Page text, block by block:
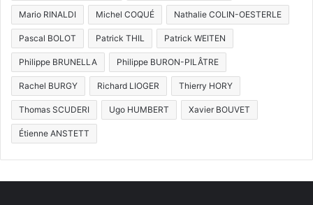
Mario RINALDI Michel COQUÉ Nathalie COLIN-OESTERLE
Pascal BOLOT Patrick THIL Patrick WEITEN
Philippe BRUNELLA Philippe BURON-PILÂTRE
Rachel BURGY Richard LIOGER Thierry HORY
Thomas SCUDERI Ugo HUMBERT Xavier BOUVET
Étienne ANSTETT